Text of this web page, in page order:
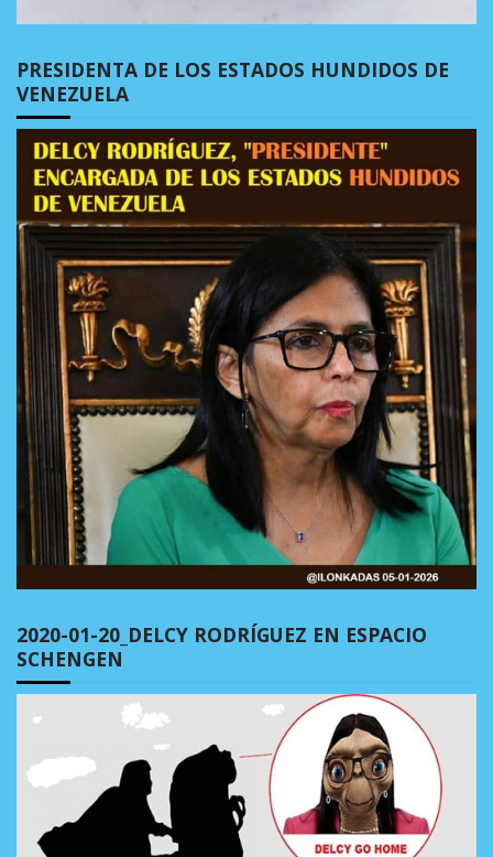
PRESIDENTA DE LOS ESTADOS HUNDIDOS DE
VENEZUELA
2020-01-20_DELCY RODRÍGUEZ EN ESPACIO
SCHENGEN